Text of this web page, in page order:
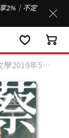
2%｜不定
5月號(415期)-蔡明亮專輯